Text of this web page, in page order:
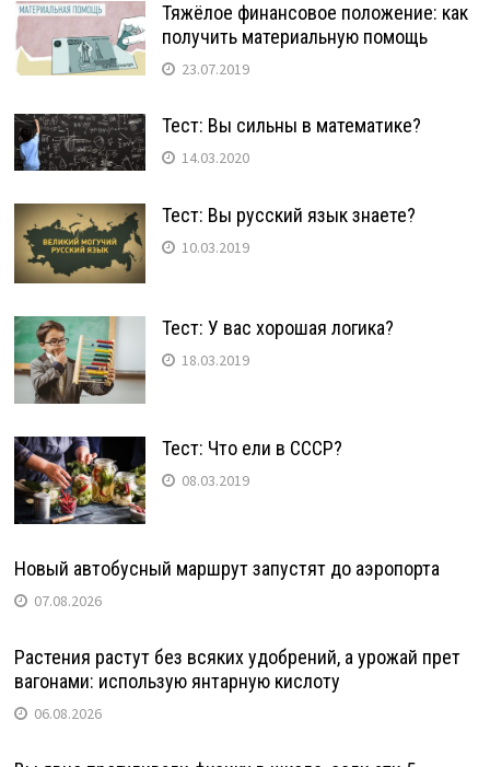
Тяжёлое финансовое положение: как
получить материальную помощь
23.07.2019
Тест: Вы сильны в математике?
14.03.2020
Тест: Вы русский язык знаете?
10.03.2019
Тест: У вас хорошая логика?
18.03.2019
Тест: Что ели в СССР?
08.03.2019
Новый автобусный маршрут запустят до аэропорта
07.08.2026
Растения растут без всяких удобрений, а урожай прет
вагонами: использую янтарную кислоту
06.08.2026